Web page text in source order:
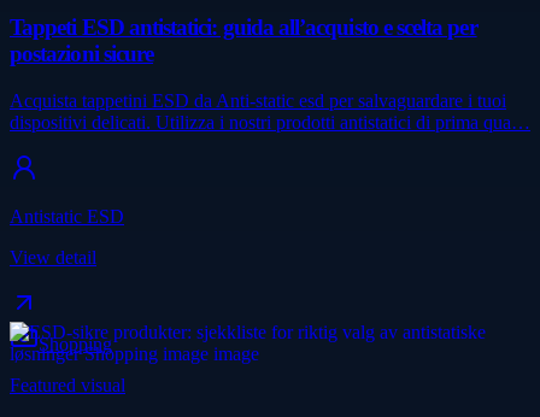
Tappeti ESD antistatici: guida all’acquisto e scelta per
postazioni sicure
Acquista tappetini ESD da Anti-static esd per salvaguardare i tuoi
dispositivi delicati. Utilizza i nostri prodotti antistatici di prima qua…
Antistatic ESD
View detail
Shopping
Featured visual